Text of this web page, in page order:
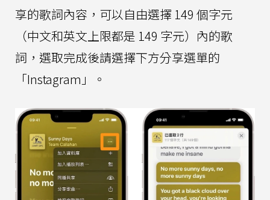
享的歌詞內容，可以自由選擇 149 個字元
（中文和英文上限都是 149 字元）內的歌
詞，選取完成後請選擇下方分享選單的
「Instagram」。